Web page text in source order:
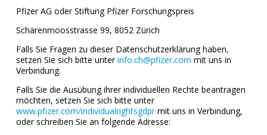
Pfizer AG oder Stiftung Pfizer Forschungspreis
Schärenmoosstrasse 99, 8052 Zürich
Falls Sie Fragen zu dieser Datenschutzerklärung haben,
setzen Sie sich bitte unterinfo.ch@pfizer.com mit uns in
Verbindung.
Falls Sie die Ausübung ihrer individuellen Rechte beantragen
möchten, setzen Sie sich bitte unter
www.pfizer.com/individualrightsgdprmit uns in Verbindung,
oder schreiben Sie an folgende Adresse: